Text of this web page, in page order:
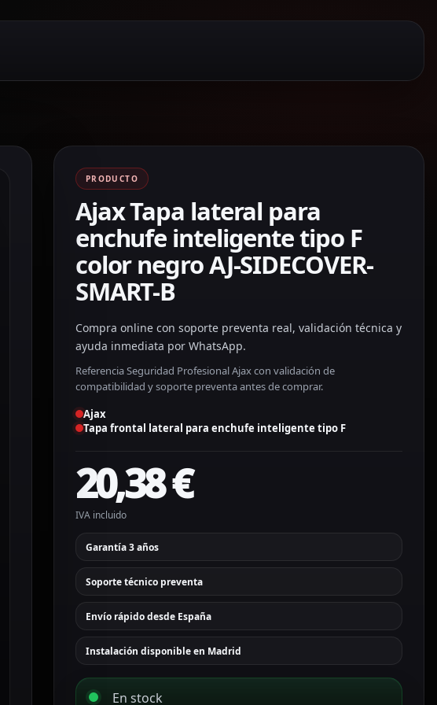
PRODUCTO
Ajax Tapa lateral para
enchufe inteligente tipo F
color negro AJ-SIDECOVER-
SMART-B
Compra online con soporte preventa real, validación técnica y
ayuda inmediata por WhatsApp.
Referencia Seguridad Profesional Ajax con validación de
compatibilidad y soporte preventa antes de comprar.
Ajax
Tapa frontal lateral para enchufe inteligente tipo F
20,38€
IVA incluido
Garantía 3 años
Soporte técnico preventa
Envío rápido desde España
Instalación disponible en Madrid
En stock